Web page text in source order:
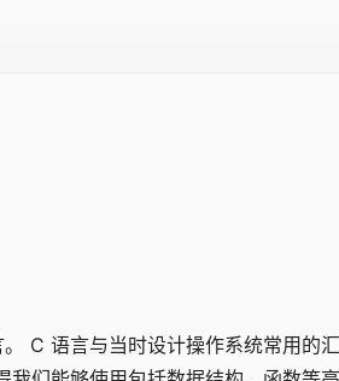
C 语言与当时设计操作系统常用的